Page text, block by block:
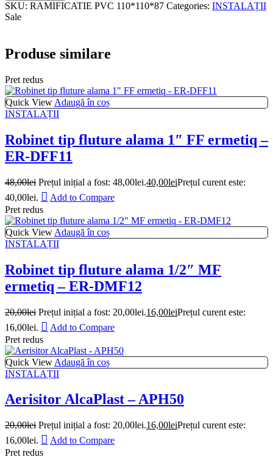
SKU: RAMIFICATIE PVC 110*110*87 Categories: INSTALAȚII
Sale
Produse similare
Pret redus
Quick View Adaugă în coș
INSTALAȚII
Robinet tip fluture alama 1″ FF ermetiq –
ER-DFF11
48,00lei Prețul inițial a fost: 48,00lei.40,00leiPrețul curent este:
40,00lei.
Add to Compare
Pret redus
Quick View Adaugă în coș
INSTALAȚII
Robinet tip fluture alama 1/2″ MF
ermetiq – ER-DMF12
20,00lei Prețul inițial a fost: 20,00lei.16,00leiPrețul curent este:
16,00lei.
Add to Compare
Pret redus
Quick View Adaugă în coș
INSTALAȚII
Aerisitor AlcaPlast – APH50
20,00lei Prețul inițial a fost: 20,00lei.16,00leiPrețul curent este:
16,00lei.
Add to Compare
Pret redus